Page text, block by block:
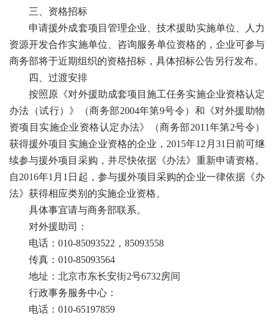
三、资格招标
申请援外成套项目管理企业、技术援助实施单位、人力
资源开发合作实施单位、咨询服务单位资格的，企业可参与
商务部将于近期组织的资格招标，具体招标公告另行发布。
四、过渡安排
按照原《对外援助成套项目施工任务实施企业资格认定
办法（试行）》（商务部2004年第9号令）和《对外援助物
资项目实施企业资格认定办法》（商务部2011年第2号令）
获得援外项目实施企业资格的企业，2015年12月31日前可继
续参与援外项目采购，并尽快依据《办法》重新申请资格。
自2016年1月1日起，参与援外项目采购的企业一律依据《办
法》获得相应类别的实施企业资格。
具体事宜请与商务部联系。
对外援助司：
电话：010-85093522，85093558
传真：010-85093564
地址：北京市东长安街2号6732房间
行政事务服务中心：
电话：010-65197859